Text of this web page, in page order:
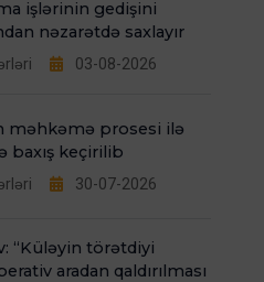
işlərinin gedişini
nəzarətdə saxlayır
03-08-2026
məhkəmə prosesi ilə
baxış keçirilib
30-07-2026
“Küləyin törətdiyi
aradan qaldırılması